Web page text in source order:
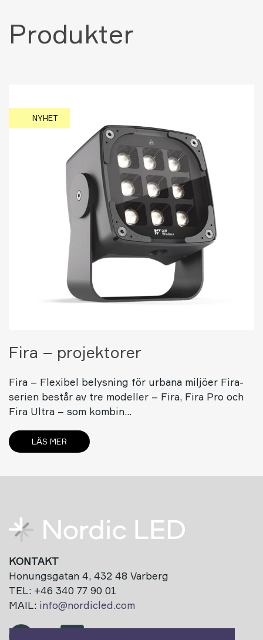
Produkter
Fira – projektorer
NYHET
Fira – Flexibel belysning för urbana miljöer Fira-
serien består av tre modeller – Fira, Fira Pro och
Fira Ultra – som kombin…
LÄS MER
KONTAKT
Honungsgatan 4, 432 48 Varberg
TEL: +46 340 77 90 01
MAIL: info@nordicled.com